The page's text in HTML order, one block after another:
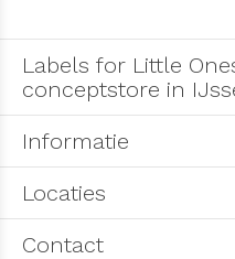
Labels for Little
conceptstore in
Informatie
Locaties
Contact